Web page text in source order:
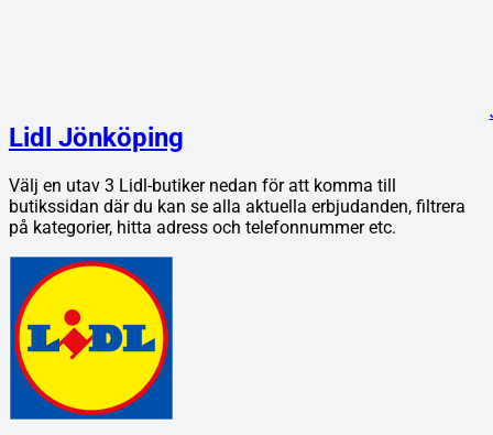
Lidl Jönköping
Välj en utav 3 Lidl-butiker nedan för att komma till
butikssidan där du kan se alla aktuella erbjudanden, filtrera
på kategorier, hitta adress och telefonnummer etc.